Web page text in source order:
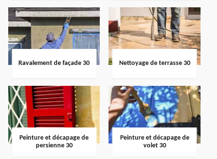
Ravalement de façade 30 Nettoyage de terrasse 30
Peinture et décapage de
persienne 30
Peinture et décapage de
volet 30